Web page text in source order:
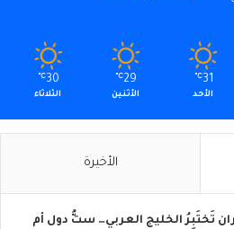
31
℃
الأحد
29
℃
الأثنين
30
℃
الثلاثاء
الأخيرة
تَختَبِرُ الخليج العربي… ستُّ دول أم